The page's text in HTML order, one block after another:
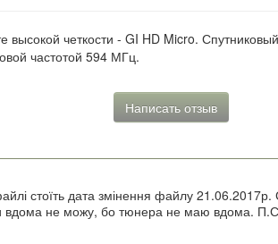
четкости - GI HD Micro.
частотой 594 МГц.
Написать отзыв
стоїть дата змінення файлу
вдома не можу, бо тюнера не маю вдома.